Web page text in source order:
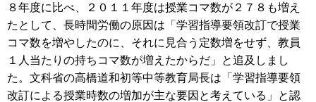
８年度に比べ、２０１１年度は授業コマ数が２７８も増え
たとして、長時間労働の原因は「学習指導要領改訂で授業
コマ数を増やしたのに、それに見合う定数増をせず、教員
１人当たりの持ちコマ数が増えたからだ」と追及しまし
た。文科省の高橋道和初等中等教育局長は「学習指導要領
改訂による授業時数の増加が主な要因と考えている」と認